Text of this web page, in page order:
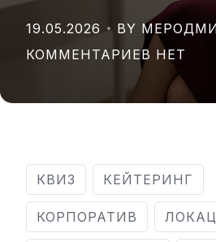
19.05.2026
BY
КОММЕНТАРИЕВ НЕТ
КВИЗ КЕЙТЕРИНГ
КОРПОРАТИВ